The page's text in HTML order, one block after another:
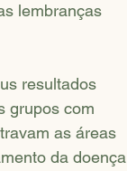
lembranças
resultados
grupos com
as áreas
da doença